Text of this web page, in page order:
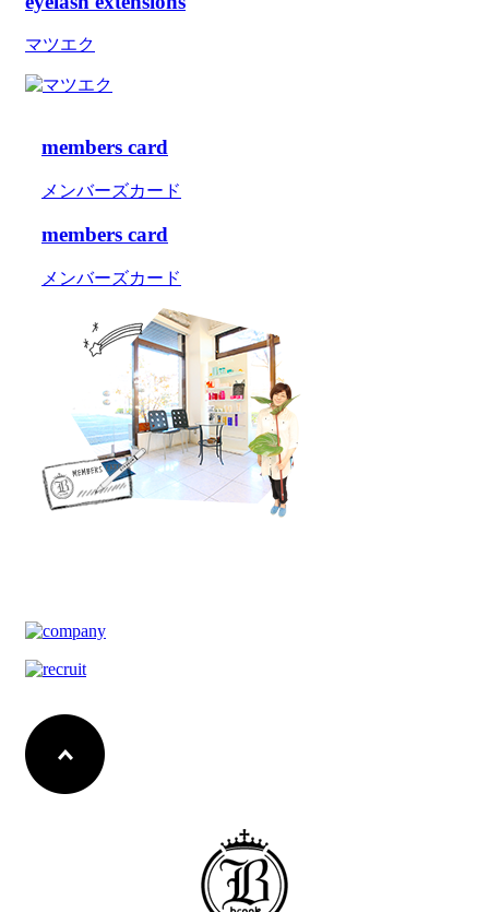
マツエク
members card
メンバーズカード
members card
メンバーズカード